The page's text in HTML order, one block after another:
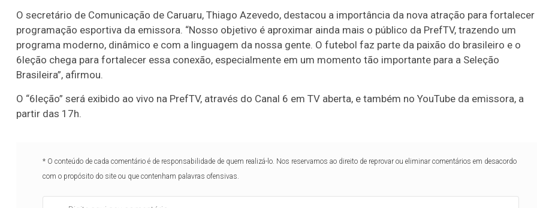
O secretário de Comunicação de Caruaru, Thiago Azevedo, destacou a importância da nova atração para fortalecer
programação esportiva da emissora. “Nosso objetivo é aproximar ainda mais o público da PrefTV, trazendo um
programa moderno, dinâmico e com a linguagem da nossa gente. O futebol faz parte da paixão do brasileiro e o
6leção chega para fortalecer essa conexão, especialmente em um momento tão importante para a Seleção
Brasileira”, afirmou.
O “6leção” será exibido ao vivo na PrefTV, através do Canal 6 em TV aberta, e também no YouTube da emissora, a
partir das 17h.
* O conteúdo de cada comentário é de responsabilidade de quem realizá-lo. Nos reservamos ao direito de reprovar ou eliminar comentários em desacordo
com o propósito do site ou que contenham palavras ofensivas.